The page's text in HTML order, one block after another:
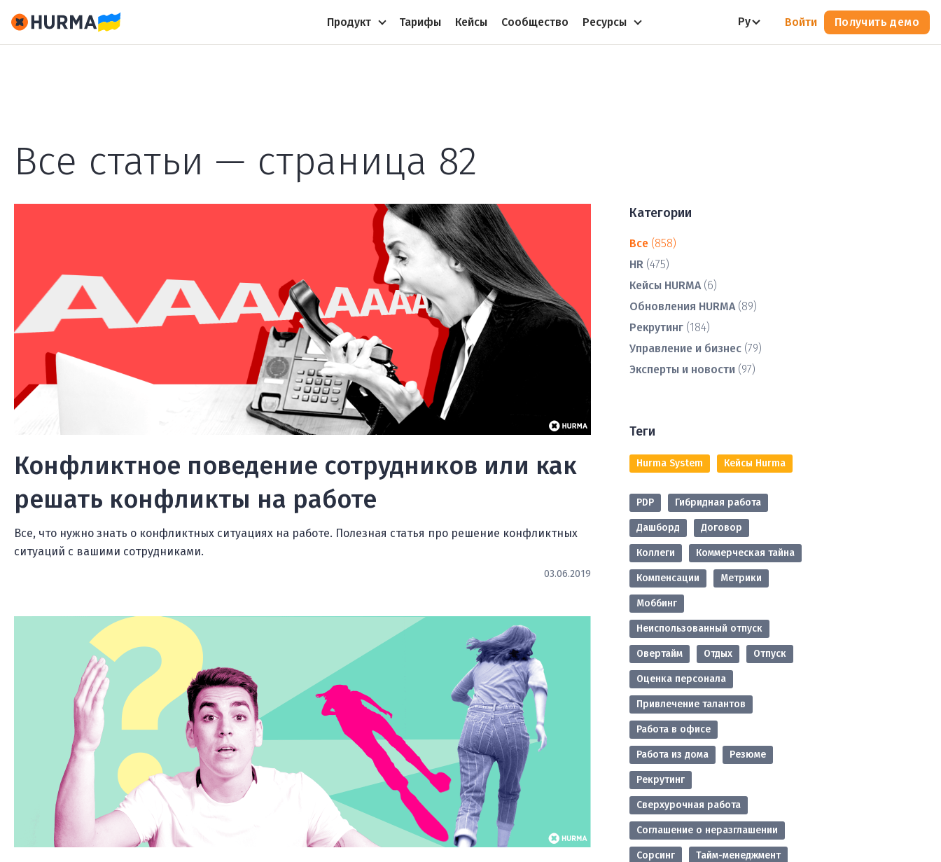
Продукт Тарифы Кейсы Сообщество Ресурсы Ру Войти Получить демо
Все статьи — страница 82
Конфликтное поведение сотрудников или как
решать конфликты на работе
Все, что нужно знать о конфликтных ситуациях на работе. Полезная статья про решение конфликтных
ситуаций с вашими сотрудниками.
03.06.2019
Категории
Все (858)
HR (475)
Кейсы HURMA (6)
Обновления HURMA (89)
Рекрутинг (184)
Управление и бизнес (79)
Эксперты и новости (97)
Теги
Hurma System Кейсы Hurma
PDP Гибридная работа
Дашборд Договор
Коллеги Коммерческая тайна
Компенсации Метрики
Моббинг
Неиспользованный отпуск
Овертайм Отдых Отпуск
Оценка персонала
Привлечение талантов
Работа в офисе
Работа из дома Резюме
Рекрутинг
Сверхурочная работа
Соглашение о неразглашении
Сорсинг Тайм-менеджмент